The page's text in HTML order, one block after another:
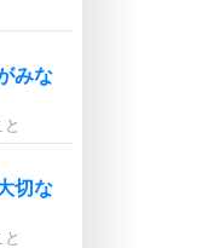
みな
切な